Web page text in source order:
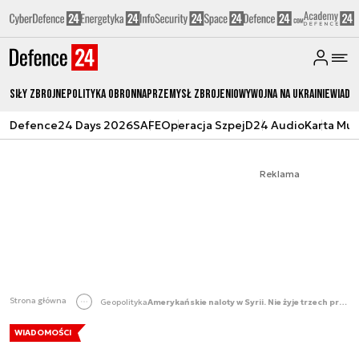
Siły zbrojnePolityka obronnaPrzemysł ZbrojeniowyWojna na Ukrainie
Defence24 Days 2026SAFEOperacja SzpejD24 AudioKarta
Reklama
Strona główna Geopolityka Amerykańskie naloty w Syrii. Nie żyje trzech przywódców Państwa Islamskiego
WIADOMOŚCI